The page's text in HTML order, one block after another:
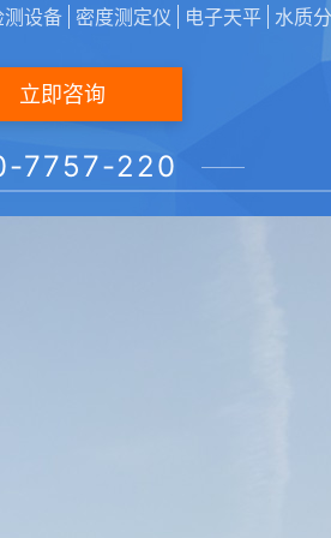
设备 密度测定仪 电子天平 水质
立即咨询
7757-220